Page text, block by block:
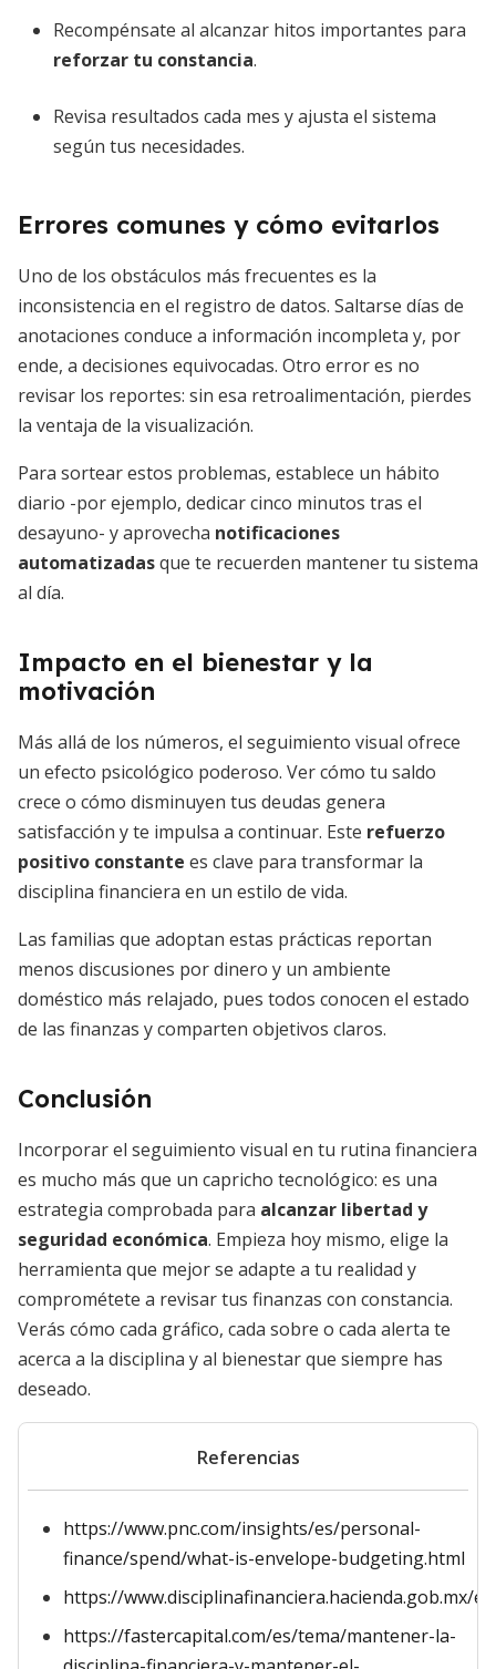
Recompénsate al alcanzar hitos importantes para
reforzar tu constancia.
Revisa resultados cada mes y ajusta el sistema
según tus necesidades.
Errores comunes y cómo evitarlos
Uno de los obstáculos más frecuentes es la
inconsistencia en el registro de datos. Saltarse días de
anotaciones conduce a información incompleta y, por
ende, a decisiones equivocadas. Otro error es no
revisar los reportes: sin esa retroalimentación, pierdes
la ventaja de la visualización.
Para sortear estos problemas, establece un hábito
diario -por ejemplo, dedicar cinco minutos tras el
desayuno- y aprovecha notificaciones
automatizadasque te recuerden mantener tu sistema
al día.
Impacto en el bienestar y la
motivación
Más allá de los números, el seguimiento visual ofrece
un efecto psicológico poderoso. Ver cómo tu saldo
crece o cómo disminuyen tus deudas genera
satisfacción y te impulsa a continuar. Este refuerzo
positivo constante es clave para transformar la
disciplina financiera en un estilo de vida.
Las familias que adoptan estas prácticas reportan
menos discusiones por dinero y un ambiente
doméstico más relajado, pues todos conocen el estado
de las finanzas y comparten objetivos claros.
Conclusión
Incorporar el seguimiento visual en tu rutina financiera
es mucho más que un capricho tecnológico: es una
estrategia comprobada para alcanzar libertad y
seguridad económica. Empieza hoy mismo, elige la
herramienta que mejor se adapte a tu realidad y
comprométete a revisar tus finanzas con constancia.
Verás cómo cada gráfico, cada sobre o cada alerta te
acerca a la disciplina y al bienestar que siempre has
deseado.
Referencias
https://www.pnc.com/insights/es/personal-
finance/spend/what-is-envelope-budgeting.html
https://www.disciplinafinanciera.hacienda.gob.mx/
https://fastercapital.com/es/tema/mantener-la-